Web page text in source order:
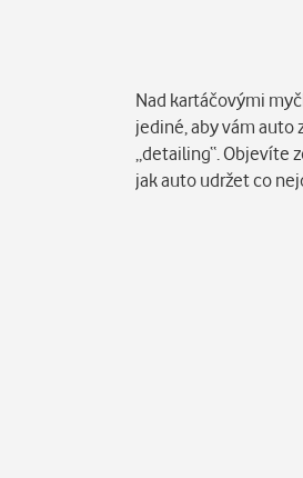
Nad kartáčovými
jediné, aby vám auto
„detailing“.
jak auto udržet co